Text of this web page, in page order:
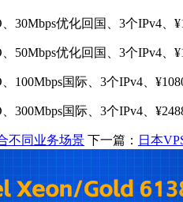
优化回国、3个IPv4、
优化回国、3个IPv4、
国际、3个IPv4、
国际、3个IPv4、
不同业务场景 下一篇： 日本